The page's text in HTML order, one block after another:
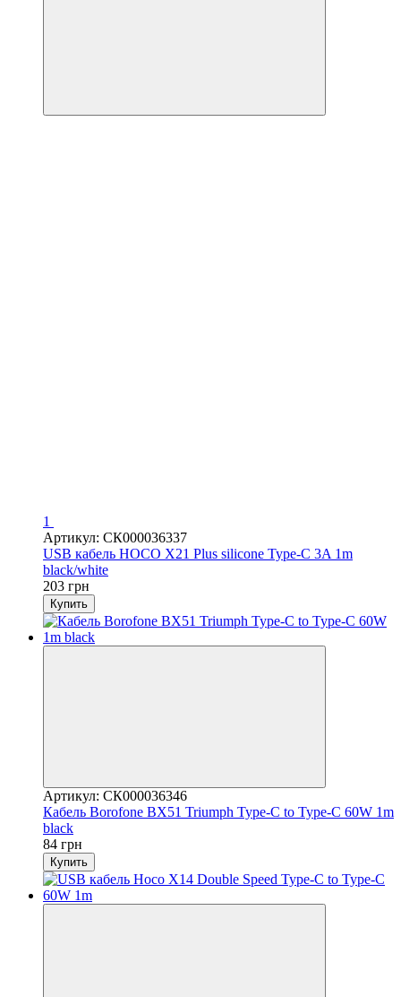
1
Артикул: СК000036337
USB кабель HOCO X21 Plus silicone Type-C 3A 1m
black/white
203 грн
Купить
Артикул: СК000036346
Кабель Borofone BX51 Triumph Type-C to Type-C 60W 1m
black
84 грн
Купить